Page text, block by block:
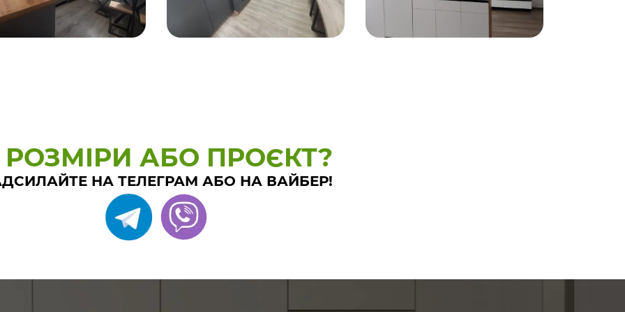
РОЗМІРИ АБО ПРОЄКТ?
НА ТЕЛЕГРАМ АБО НА ВАЙБЕР!